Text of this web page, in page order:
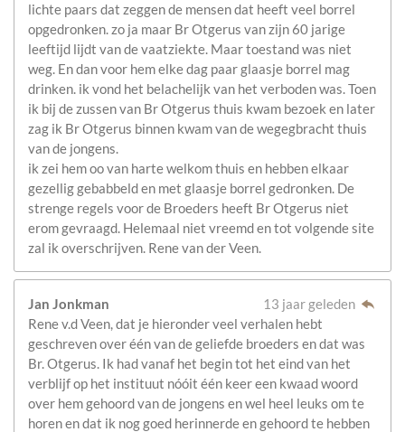
lichte paars dat zeggen de mensen dat heeft veel borrel
opgedronken. zo ja maar Br Otgerus van zijn 60 jarige
leeftijd lijdt van de vaatziekte. Maar toestand was niet
weg. En dan voor hem elke dag paar glaasje borrel mag
drinken. ik vond het belachelijk van het verboden was. Toen
ik bij de zussen van Br Otgerus thuis kwam bezoek en later
zag ik Br Otgerus binnen kwam van de wegegbracht thuis
van de jongens.
ik zei hem oo van harte welkom thuis en hebben elkaar
gezellig gebabbeld en met glaasje borrel gedronken. De
strenge regels voor de Broeders heeft Br Otgerus niet
erom gevraagd. Helemaal niet vreemd en tot volgende site
zal ik overschrijven. Rene van der Veen.
Jan Jonkman
13 jaar geleden
Rene v.d Veen, dat je hieronder veel verhalen hebt
geschreven over één van de geliefde broeders en dat was
Br. Otgerus. Ik had vanaf het begin tot het eind van het
verblijf op het instituut nóóit één keer een kwaad woord
over hem gehoord van de jongens en wel heel leuks om te
horen en dat ik nog goed herinnerde en gehoord te hebben